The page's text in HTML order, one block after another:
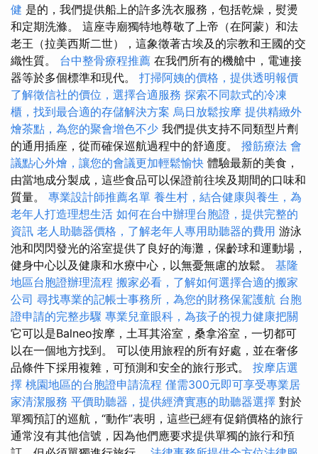
健 是的，我們提供船上的許多洗衣服務，包括乾燥，熨燙
和定期洗滌。 這座寺廟獨特地尊敬了上帝（在阿蒙）和法
老王（拉美西斯二世），這象徵著古埃及的宗教和王國的交
織性質。 台中整骨療程推薦 在我們所有的機艙中，電連接
器等於多個標準和現代。 打掃阿姨的價格，提供透明報價
了解徵信社的價位，選擇合適服務 探索不同款式的冷凍
櫃，找到最合適的存儲解決方案 烏日放鬆按摩 提供精緻外
燴茶點，為您的聚會增色不少 我們提供支持不同類型片劑
的通用插座，從而確保巡航過程中的舒適度。 撥筋療法 會
議點心外燴，讓您的會議更加輕鬆愉快 體驗最新的美食，
由當地成分製成，這些食品可以保證前往埃及期間的口味和
質量。 專業設計師推薦名單 養生村，結合健康與養生，為
老年人打造理想生活 如何在台中辦理台胞證，提供完整的
資訊 老人助聽器價格，了解老年人專用助聽器的費用 游泳
池和閃閃發光的浴室提供了良好的海灘，保齡球和運動場，
健身中心以及健康和水療中心，以無憂無慮的放鬆。 基隆
地區台胞證辦理流程 搬家必看，了解如何選擇合適的搬家
公司 尋找專業的記帳士事務所，為您的財務保駕護航 台胞
證申請的完整步驟 專業兒童眼科，為孩子的視力健康把關
它可以是Balneo按摩，土耳其浴室，桑拿浴室，一切都可
以在一個地方找到。 可以使用旅程的所有好處，並在奢侈
品條件下採用複雜，可預測和安全的旅行形式。 按摩店選
擇 桃園地區的台胞證申請流程 僅需300元即可享受專業居
家清潔服務 平價助聽器，提供經濟實惠的助聽器選擇 對於
單獨預訂的巡航，“動作”表明，這些已經有促銷價格的旅行
通常沒有其他信號，因為他們應要求提供單獨的旅行和預